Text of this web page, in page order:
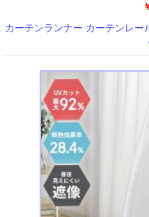
カーテンランナー カーテンレ